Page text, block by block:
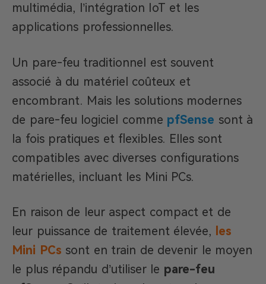
multimédia, l’intégration IoT et les
applications professionnelles.
Un pare-feu traditionnel est souvent
associé à du matériel coûteux et
encombrant. Mais les solutions modernes
de pare-feu logiciel comme pfSense sont à
la fois pratiques et flexibles. Elles sont
compatibles avec diverses configurations
matérielles, incluant les Mini PCs.
En raison de leur aspect compact et de
leur puissance de traitement élevée, les
Mini PCs sont en train de devenir le moyen
le plus répandu d’utiliser le pare-feu